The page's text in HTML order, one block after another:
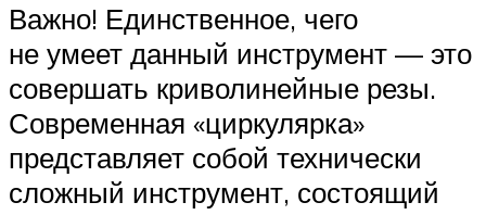
Важно! Единственное, чего
не умеет данный инструмент — это
совершать криволинейные резы.
Современная «циркулярка»
представляет собой технически
сложный инструмент, состоящий